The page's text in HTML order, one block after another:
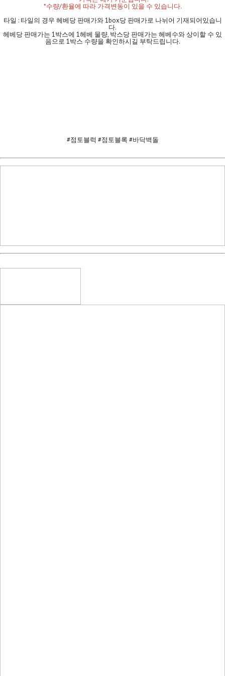
*수량/환율에 따라 가격변동이 있을 수 있습니다.
타일 : 타일의 경우 헤베당 판매가와 1box당 판매가로 나뉘어 기재되어있습니
다.
헤베당 판매가는 1박스에 1헤베 물량, 박스당 판매가는 헤베수와 상이할 수 있
음으로 1박스 수량을 확인하시길 부탁드립니다.
#점토블럭 #점토블록 #바닥벽돌